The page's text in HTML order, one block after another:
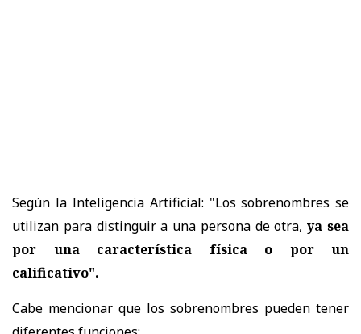
Según la Inteligencia Artificial: "Los sobrenombres se
utilizan para distinguir a una persona de otra, ya sea
por una característica física o por un
calificativo".
Cabe mencionar que los sobrenombres pueden tener